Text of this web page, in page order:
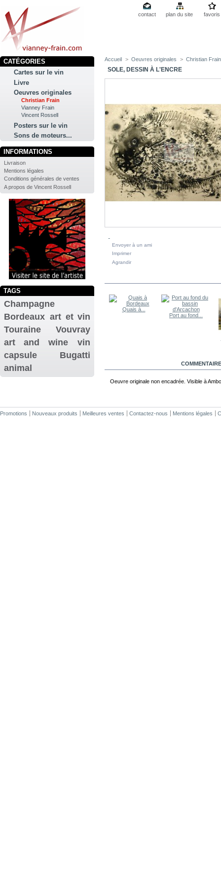
contact plan du site favoris
CATÉGORIES
Cartes sur le vin
Livre
Oeuvres originales
Christian Frain
Vianney Frain
Vincent Rossell
Posters sur le vin
Sons de moteurs...
INFORMATIONS
Livraison
Mentions légales
Conditions générales de ventes
A propos de Vincent Rossell
TAGS
Champagne
Bordeaux art et vin
Touraine
Vouvray
art and wine
vin
capsule
Bugatti
animal
Accueil > Oeuvres originales > Christian Frain
SOLE, DESSIN À L'ENCRE
Envoyer à un ami
Imprimer
Agrandir
Chalutier à...
Quais à...
Port au fond...
Oeuvre originale non encadrée. Visible à
Promotions Nouveaux produits Meilleures ventes Contactez-nous Mentions légales